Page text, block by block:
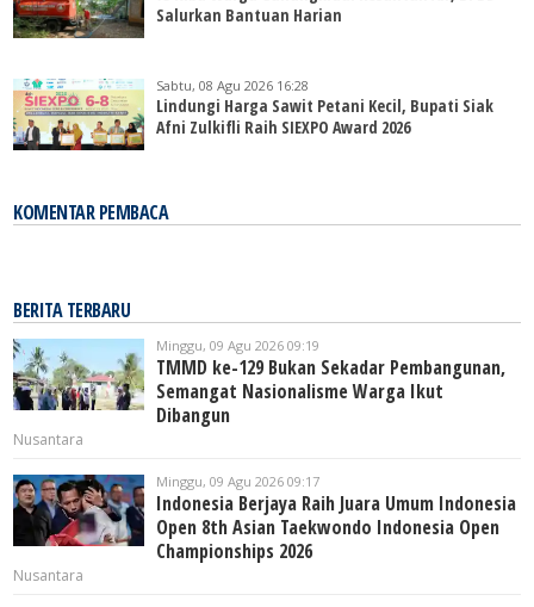
Salurkan Bantuan Harian
Sabtu, 08 Agu 2026 16:28
Lindungi Harga Sawit Petani Kecil, Bupati Siak
Afni Zulkifli Raih SIEXPO Award 2026
KOMENTAR PEMBACA
BERITA TERBARU
Minggu, 09 Agu 2026 09:19
TMMD ke-129 Bukan Sekadar Pembangunan,
Semangat Nasionalisme Warga Ikut
Dibangun
Nusantara
Minggu, 09 Agu 2026 09:17
Indonesia Berjaya Raih Juara Umum Indonesia
Open 8th Asian Taekwondo Indonesia Open
Championships 2026
Nusantara